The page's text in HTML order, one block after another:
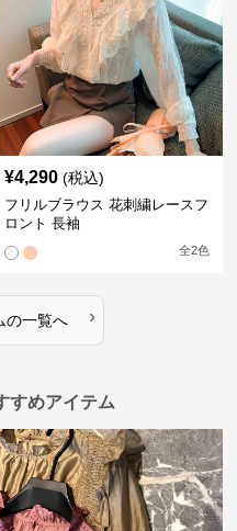
¥4,290 (税込)
フリルブラウス 花刺繍レースフ
ロント 長袖
全2色
の一覧へ ›
すめアイテム